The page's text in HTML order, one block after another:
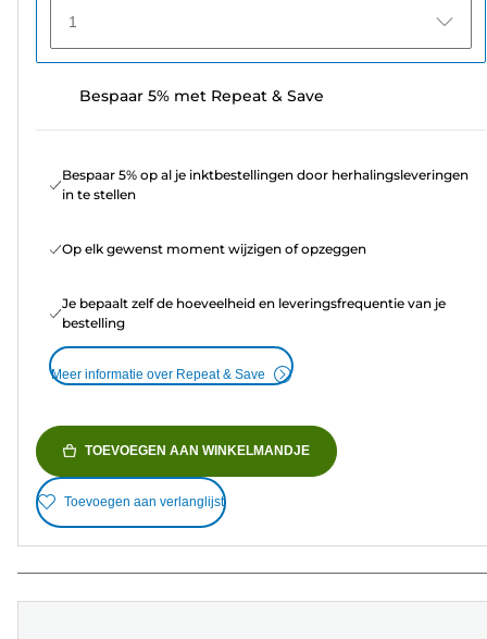
1
Bespaar 5% met Repeat & Save
Bespaar 5% op al je inktbestellingen door herhalingsleveringen
in te stellen
Op elk gewenst moment wijzigen of opzeggen
Je bepaalt zelf de hoeveelheid en leveringsfrequentie van je
bestelling
Meer informatie over Repeat & Save
TOEVOEGEN AAN WINKELMANDJE
Toevoegen aan verlanglijst